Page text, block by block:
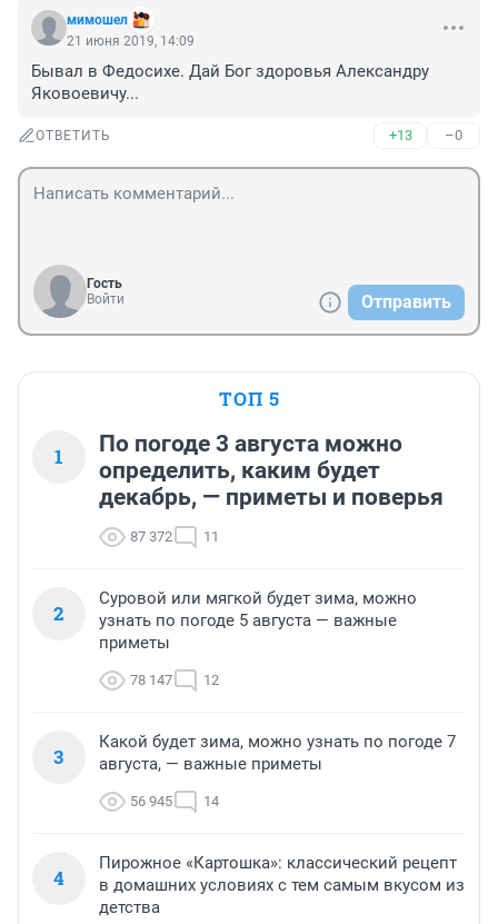
мимошел
21 июня 2019, 14:09
Бывал в Федосихе. Дай Бог здоровья Александру
Яковоевичу...
ОТВЕТИТЬ +13 –0
Гость
Войти
Отправить
ТОП 5
1
По погоде 3 августа можно
определить, каким будет
декабрь, — приметы и поверья
87 372 11
2
Суровой или мягкой будет зима, можно
узнать по погоде 5 августа — важные
приметы
78 147 12
3
Какой будет зима, можно узнать по погоде 7
августа, — важные приметы
56 945 14
4
Пирожное «Картошка»: классический рецепт
в домашних условиях с тем самым вкусом из
детства